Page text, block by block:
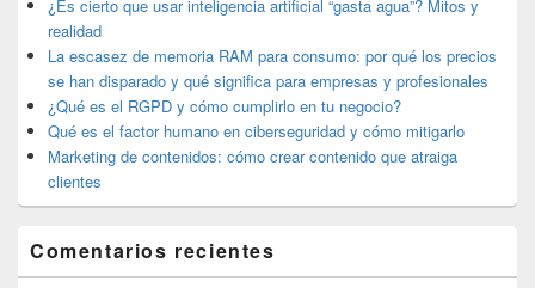
barra
lateral
primaria
¿Es cierto que usar inteligencia artificial “gasta agua”? Mitos y
realidad
La escasez de memoria RAM para consumo: por qué los precios
se han disparado y qué significa para empresas y profesionales
¿Qué es el RGPD y cómo cumplirlo en tu negocio?
Qué es el factor humano en ciberseguridad y cómo mitigarlo
Marketing de contenidos: cómo crear contenido que atraiga
clientes
Comentarios recientes